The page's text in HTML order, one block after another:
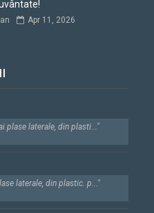
Apr 11, 2026
plase laterale, din plasti..."
laterale, din plastic. p..."